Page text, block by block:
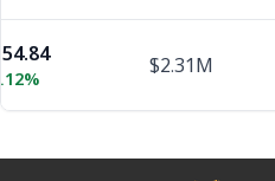
$2.31M